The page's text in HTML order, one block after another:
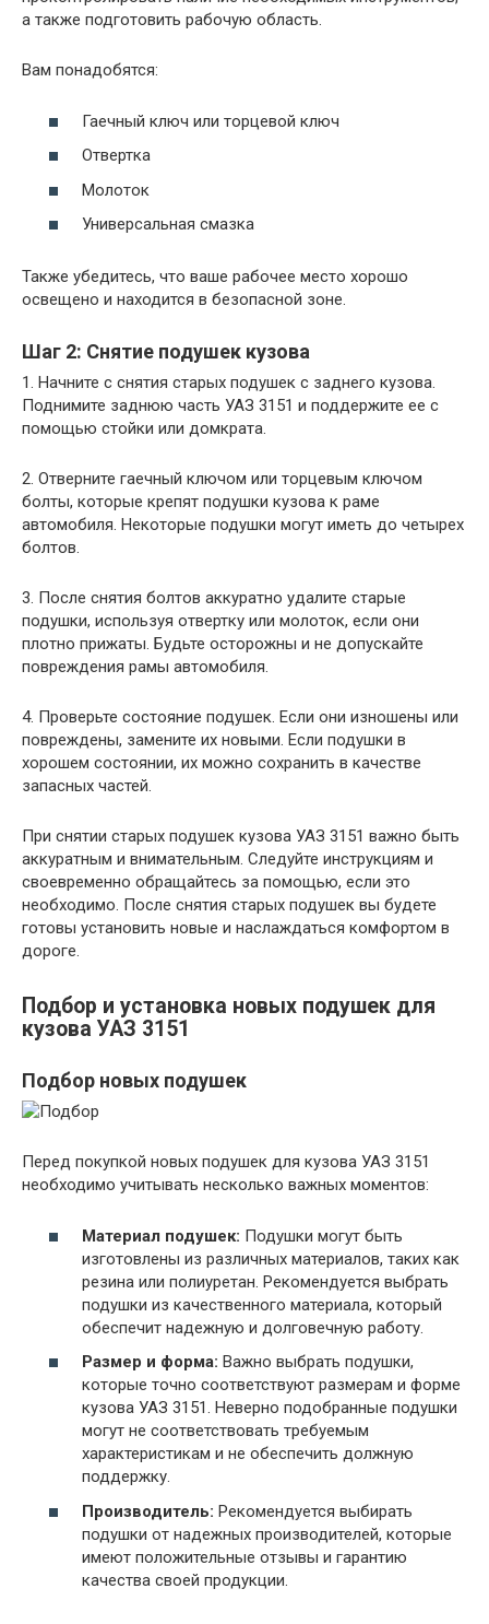
а также подготовить рабочую область.
Вам понадобятся:
Гаечный ключ или торцевой ключ
Отвертка
Молоток
Универсальная смазка
Также убедитесь, что ваше рабочее место хорошо
освещено и находится в безопасной зоне.
Шаг 2: Снятие подушек кузова
1. Начните с снятия старых подушек с заднего кузова.
Поднимите заднюю часть УАЗ 3151 и поддержите ее с
помощью стойки или домкрата.
2. Отверните гаечный ключом или торцевым ключом
болты, которые крепят подушки кузова к раме
автомобиля. Некоторые подушки могут иметь до четырех
болтов.
3. После снятия болтов аккуратно удалите старые
подушки, используя отвертку или молоток, если они
плотно прижаты. Будьте осторожны и не допускайте
повреждения рамы автомобиля.
4. Проверьте состояние подушек. Если они изношены или
повреждены, замените их новыми. Если подушки в
хорошем состоянии, их можно сохранить в качестве
запасных частей.
При снятии старых подушек кузова УАЗ 3151 важно быть
аккуратным и внимательным. Следуйте инструкциям и
своевременно обращайтесь за помощью, если это
необходимо. После снятия старых подушек вы будете
готовы установить новые и наслаждаться комфортом в
дороге.
Подбор и установка новых подушек для
кузова УАЗ 3151
Подбор новых подушек
Перед покупкой новых подушек для кузова УАЗ 3151
необходимо учитывать несколько важных моментов:
Материал подушек: Подушки могут быть
изготовлены из различных материалов, таких как
резина или полиуретан. Рекомендуется выбрать
подушки из качественного материала, который
обеспечит надежную и долговечную работу.
Размер и форма: Важно выбрать подушки,
которые точно соответствуют размерам и форме
кузова УАЗ 3151. Неверно подобранные подушки
могут не соответствовать требуемым
характеристикам и не обеспечить должную
поддержку.
Производитель: Рекомендуется выбирать
подушки от надежных производителей, которые
имеют положительные отзывы и гарантию
качества своей продукции.